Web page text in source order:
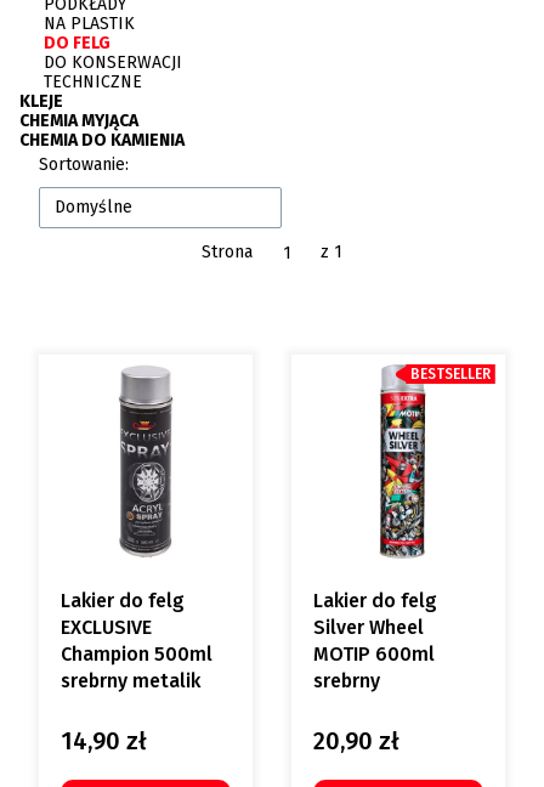
PODKŁADY
NA PLASTIK
DO FELG
DO KONSERWACJI
TECHNICZNE
KLEJE
CHEMIA MYJĄCA
CHEMIA DO KAMIENIA
Koniec menu
Lista produktów
Sortowanie:
Domyślne
Strona z 1
Lakier do felg
EXCLUSIVE
Champion 500ml
srebrny metalik
Cena
14,90 zł
BESTSELLER
Lakier do felg
Silver Wheel
MOTIP 600ml
srebrny
Cena
20,90 zł